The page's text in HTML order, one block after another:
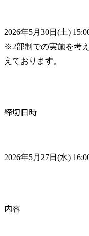
2026年5月30日(土)
※2部制での実施を考
えております。
締切日時
2026年5月27日(水)
内容